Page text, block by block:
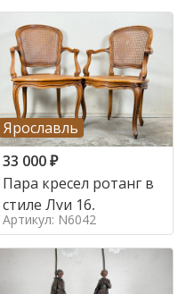
Ярославль
33 000₽
Пара кресел ротанг в
стиле Луи 16,
Артикул: N6042